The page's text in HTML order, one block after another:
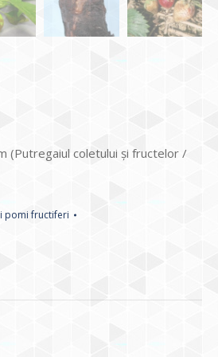
(Putregaiul coletului și fructelor /
pomi fructiferi